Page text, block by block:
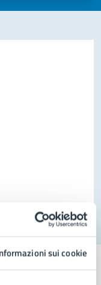
sui cookie